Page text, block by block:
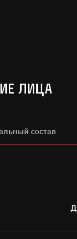
ЛИЦА
состав